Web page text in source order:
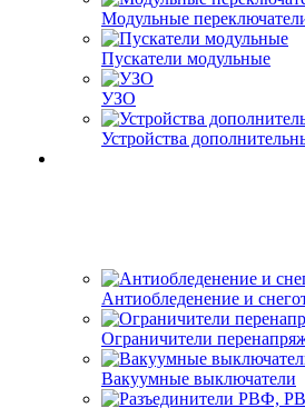
Модульные
Пускатели модульные
УЗО
Устройства
Антиобледенение и
Ограничители
Вакуумные выключатели